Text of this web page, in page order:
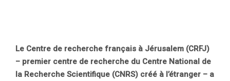
Le Centre de recherche français à Jérusalem (CRFJ)
– premier centre de recherche du Centre National de
la Recherche Scientifique (CNRS) créé à l’étranger – a